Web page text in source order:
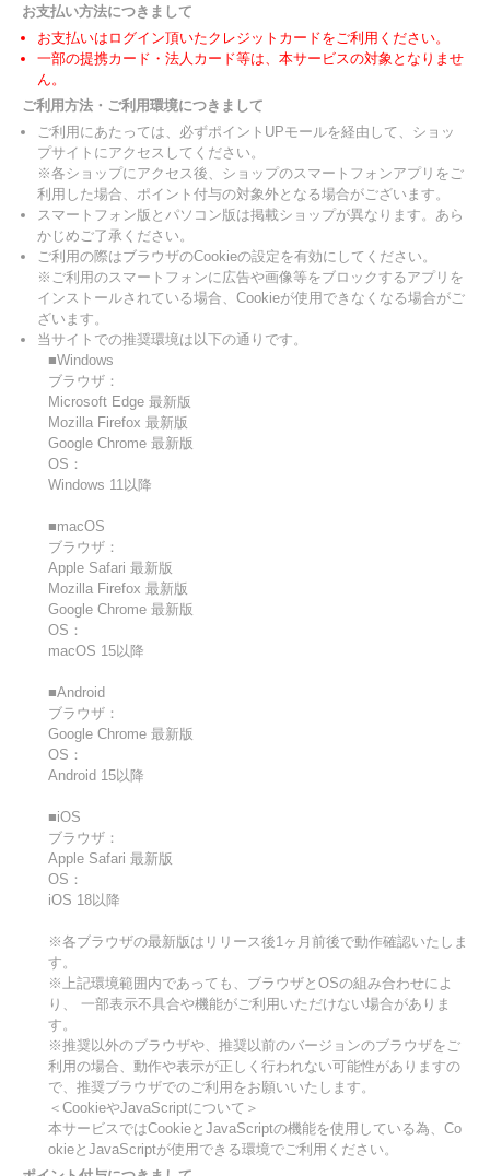
お支払い方法につきまして
お支払いはログイン頂いたクレジットカードをご利用ください。
一部の提携カード・法人カード等は、本サービスの対象となりませ
ん。
ご利用方法・ご利用環境につきまして
ご利用にあたっては、必ずポイントUPモールを経由して、ショッ
プサイトにアクセスしてください。
※各ショップにアクセス後、ショップのスマートフォンアプリをご
利用した場合、ポイント付与の対象外となる場合がございます。
スマートフォン版とパソコン版は掲載ショップが異なります。あら
かじめご了承ください。
ご利用の際はブラウザのCookieの設定を有効にしてください。
※ご利用のスマートフォンに広告や画像等をブロックするアプリを
インストールされている場合、Cookieが使用できなくなる場合がご
ざいます。
当サイトでの推奨環境は以下の通りです。
■Windows
ブラウザ：
Microsoft Edge 最新版
Mozilla Firefox 最新版
Google Chrome 最新版
OS：
Windows 11以降
■macOS
ブラウザ：
Apple Safari 最新版
Mozilla Firefox 最新版
Google Chrome 最新版
OS：
macOS 15以降
■Android
ブラウザ：
Google Chrome 最新版
OS：
Android 15以降
■iOS
ブラウザ：
Apple Safari 最新版
OS：
iOS 18以降
※各ブラウザの最新版はリリース後1ヶ月前後で動作確認いたしま
す。
※上記環境範囲内であっても、ブラウザとOSの組み合わせによ
り、 一部表示不具合や機能がご利用いただけない場合がありま
す。
※推奨以外のブラウザや、推奨以前のバージョンのブラウザをご
利用の場合、動作や表示が正しく行われない可能性がありますの
で、推奨ブラウザでのご利用をお願いいたします。
＜CookieやJavaScriptについて＞
本サービスではCookieとJavaScriptの機能を使用している為、Co
okieとJavaScriptが使用できる環境でご利用ください。